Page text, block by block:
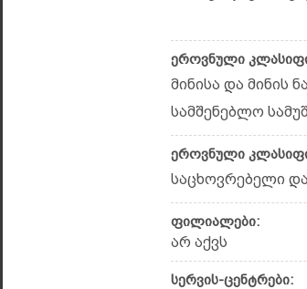
ეროვნული
მინისა და მინის
სამშენებლო
ეროვნული
საცხოვრებელი
ფილიალები:
არ აქვს
სერვის-ცენტრები: